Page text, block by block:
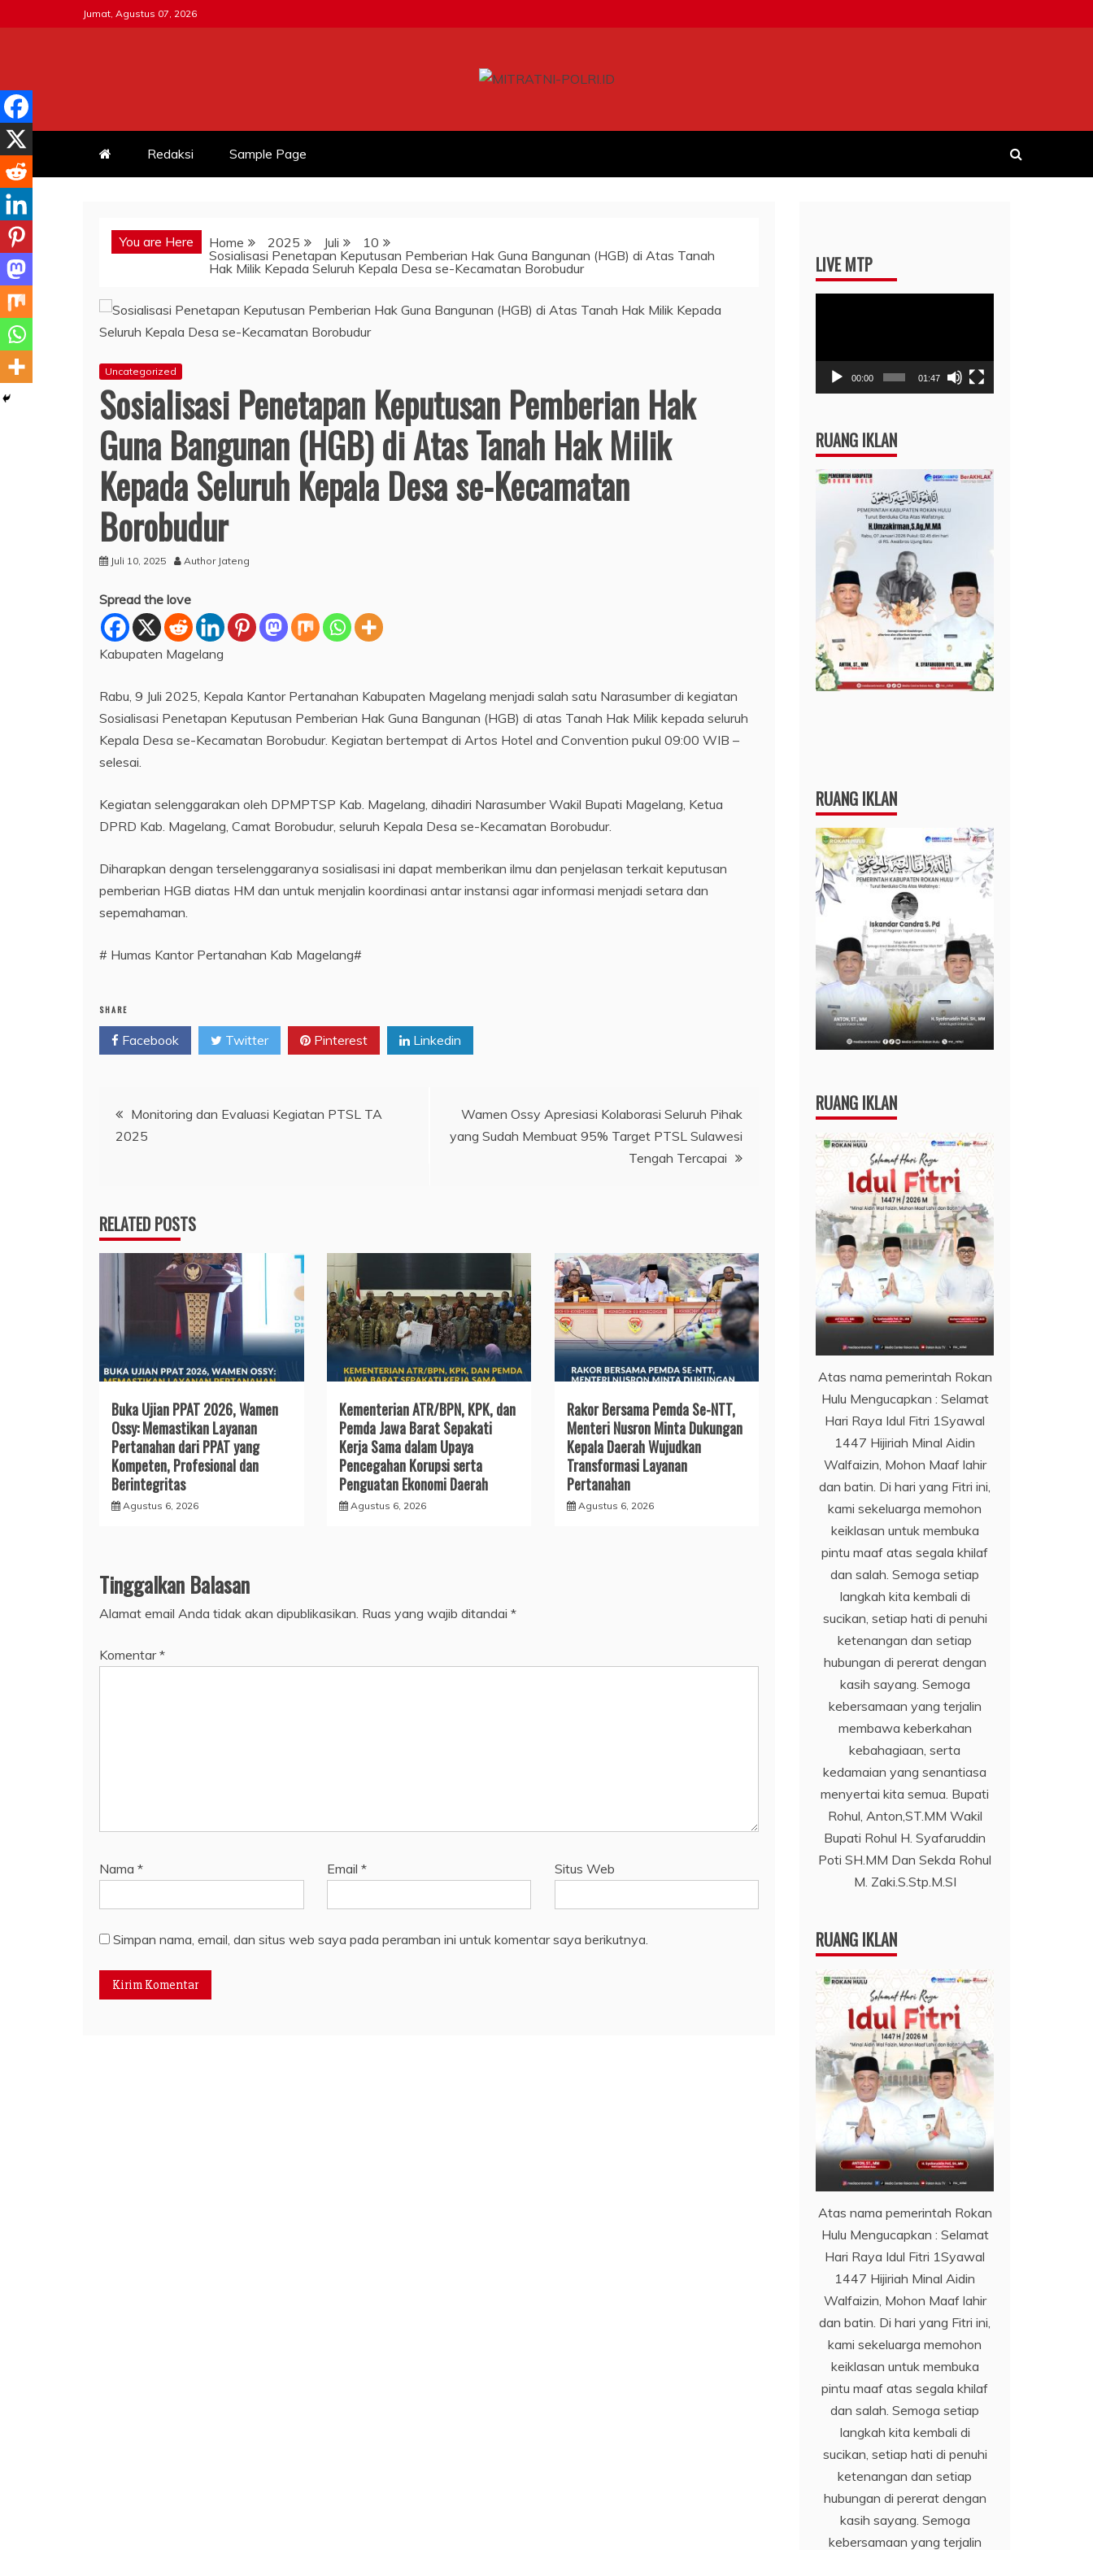
to
Jumat, Agustus 07, 2026
Redaksi Sample Page
You are Here Home 2025 Juli
10
Sosialisasi Penetapan Keputusan Pemberian Hak Guna Bangunan (HGB) di Atas Tanah
Hak Milik Kepada Seluruh Kepala Desa se-Kecamatan Borobudur
Uncategorized
Sosialisasi Penetapan Keputusan Pemberian Hak
Guna Bangunan (HGB) di Atas Tanah Hak Milik
Kepada Seluruh Kepala Desa se-Kecamatan
Borobudur
Juli 10, 2025 Author Jateng
Spread the love
Kabupaten Magelang
Rabu, 9 Juli 2025, Kepala Kantor Pertanahan Kabupaten Magelang menjadi salah satu Narasumber di kegiatan
Sosialisasi Penetapan Keputusan Pemberian Hak Guna Bangunan (HGB) di atas Tanah Hak Milik kepada seluruh
Kepala Desa se-Kecamatan Borobudur. Kegiatan bertempat di Artos Hotel and Convention pukul 09:00 WIB –
selesai.
Kegiatan selenggarakan oleh DPMPTSP Kab. Magelang, dihadiri Narasumber Wakil Bupati Magelang, Ketua
DPRD Kab. Magelang, Camat Borobudur, seluruh Kepala Desa se-Kecamatan Borobudur.
Diharapkan dengan terselenggaranya sosialisasi ini dapat memberikan ilmu dan penjelasan terkait keputusan
pemberian HGB diatas HM dan untuk menjalin koordinasi antar instansi agar informasi menjadi setara dan
sepemahaman.
# Humas Kantor Pertanahan Kab Magelang#
SHARE
Facebook Twitter Pinterest Linkedin
Navigasi
pos
Monitoring dan Evaluasi Kegiatan PTSL TA
2025
Wamen Ossy Apresiasi Kolaborasi Seluruh Pihak
yang Sudah Membuat 95% Target PTSL Sulawesi
Tengah Tercapai
RELATED POSTS
Buka Ujian PPAT 2026, Wamen
Ossy: Memastikan Layanan
Pertanahan dari PPAT yang
Kompeten, Profesional dan
Berintegritas
Agustus 6, 2026
Kementerian ATR/BPN, KPK, dan
Pemda Jawa Barat Sepakati
Kerja Sama dalam Upaya
Pencegahan Korupsi serta
Penguatan Ekonomi Daerah
Agustus 6, 2026
Rakor Bersama Pemda Se-NTT,
Menteri Nusron Minta Dukungan
Kepala Daerah Wujudkan
Transformasi Layanan
Pertanahan
Agustus 6, 2026
Tinggalkan Balasan
Alamat email Anda tidak akan dipublikasikan. Ruas yang wajib ditandai *
Komentar*
Nama * Email * Situs Web
Simpan nama, email, dan situs web saya pada peramban ini untuk komentar saya berikutnya.
LIVE MTP
00:00 01:47
RUANG IKLAN
RUANG IKLAN
RUANG IKLAN
Atas nama pemerintah Rokan
Hulu Mengucapkan : Selamat
Hari Raya Idul Fitri 1Syawal
1447 Hijiriah Minal Aidin
Walfaizin, Mohon Maaf lahir
dan batin. Di hari yang Fitri ini,
kami sekeluarga memohon
keiklasan untuk membuka
pintu maaf atas segala khilaf
dan salah. Semoga setiap
langkah kita kembali di
sucikan, setiap hati di penuhi
ketenangan dan setiap
hubungan di pererat dengan
kasih sayang. Semoga
kebersamaan yang terjalin
membawa keberkahan
kebahagiaan, serta
kedamaian yang senantiasa
menyertai kita semua. Bupati
Rohul, Anton,ST.MM Wakil
Bupati Rohul H. Syafaruddin
Poti SH.MM Dan Sekda Rohul
M. Zaki.S.Stp.M.SI
RUANG IKLAN
Atas nama pemerintah Rokan
Hulu Mengucapkan : Selamat
Hari Raya Idul Fitri 1Syawal
1447 Hijiriah Minal Aidin
Walfaizin, Mohon Maaf lahir
dan batin. Di hari yang Fitri ini,
kami sekeluarga memohon
keiklasan untuk membuka
pintu maaf atas segala khilaf
dan salah. Semoga setiap
langkah kita kembali di
sucikan, setiap hati di penuhi
ketenangan dan setiap
hubungan di pererat dengan
kasih sayang. Semoga
kebersamaan yang terjalin